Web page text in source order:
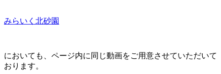
みらいく北砂園
においても、ページ内に同じ動画をご用意させていただいて
おります。